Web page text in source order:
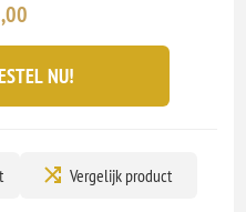
NU!
Vergelijk product